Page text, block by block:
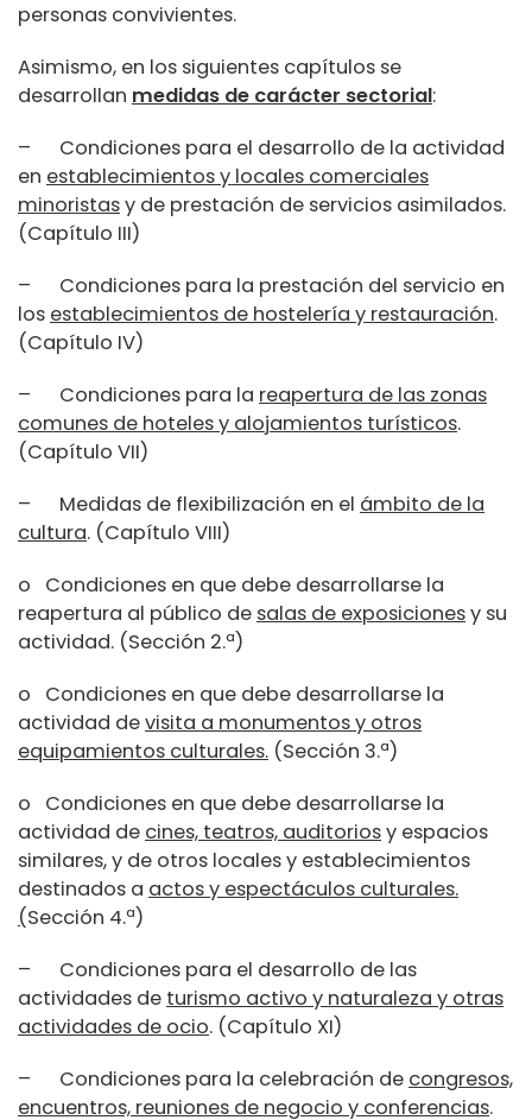
personas convivientes.
Asimismo, en los siguientes capítulos se
desarrollan medidas de carácter sectorial:
– Condiciones para el desarrollo de la actividad
en establecimientos y locales comerciales
minoristasy de prestación de servicios asimilados.
(Capítulo III)
– Condiciones para la prestación del servicio en
los establecimientos de hostelería y restauración.
(Capítulo IV)
– Condiciones para la reapertura de las zonas
comunes de hoteles y alojamientos turísticos.
(Capítulo VII)
– Medidas de flexibilización en el ámbito de la
cultura. (Capítulo VIII)
o Condiciones en que debe desarrollarse la
reapertura al público de salas de exposicionesy su
actividad. (Sección 2.ª)
o Condiciones en que debe desarrollarse la
actividad devisita a monumentos y otros
equipamientos culturales. (Sección 3.ª)
o Condiciones en que debe desarrollarse la
actividad de cines, teatros, auditoriosy espacios
similares, y de otros locales y establecimientos
destinados a actos y espectáculos culturales.
(Sección 4.ª)
– Condiciones para el desarrollo de las
actividades de turismo activo y naturaleza y otras
actividades de ocio. (Capítulo XI)
– Condiciones para la celebración de congresos,
encuentros, reuniones de negocio y conferencias.